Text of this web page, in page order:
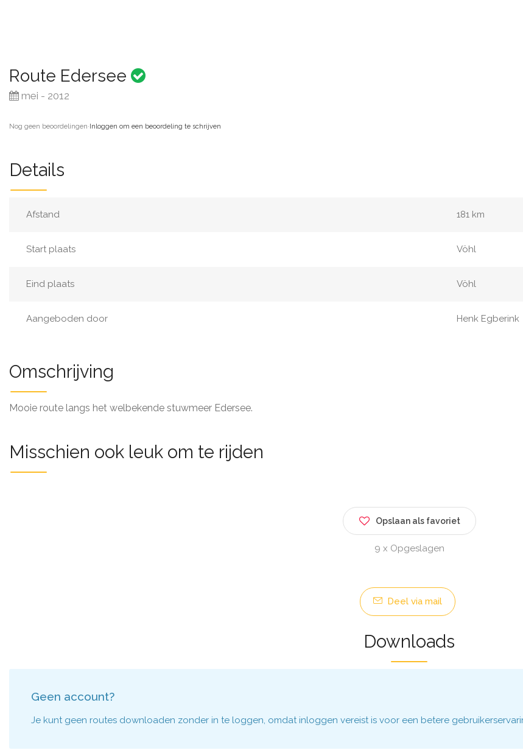
Route Edersee
mei - 2012
Nog geen beoordelingen·Inloggen om een beoordeling te schrijven
Details
Afstand 181 km
Start plaats Vöhl
Eind plaats Vöhl
Aangeboden door Henk Egberink
Omschrijving
Mooie route langs het welbekende stuwmeer Edersee.
Misschien ook leuk om te rijden
Opslaan als favoriet
9 x Opgeslagen
Deel via mail
Downloads
Geen account?
Je kunt geen routes downloaden zonder in te loggen, omdat inloggen vereist is voor een betere